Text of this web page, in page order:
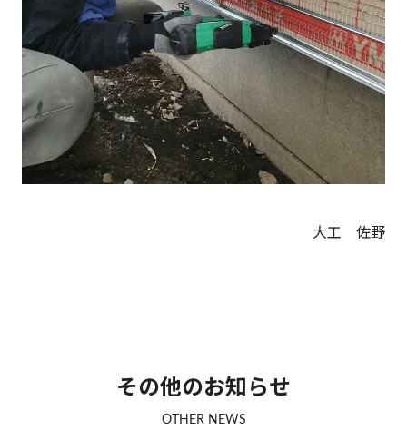
大工 佐野
その他のお知らせ
OTHER NEWS